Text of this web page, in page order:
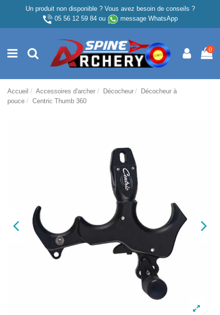
Un produit non disponible ? Vous avez besoin de conseils ?
05 56 12 59 84ou message WhatsApp
0
Accueil Accessoires d'archer Décocheur
Décocheur à
pouce
Centric Thumb 360